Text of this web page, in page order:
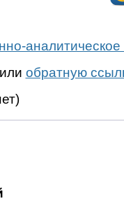
аналитическое
или обратную